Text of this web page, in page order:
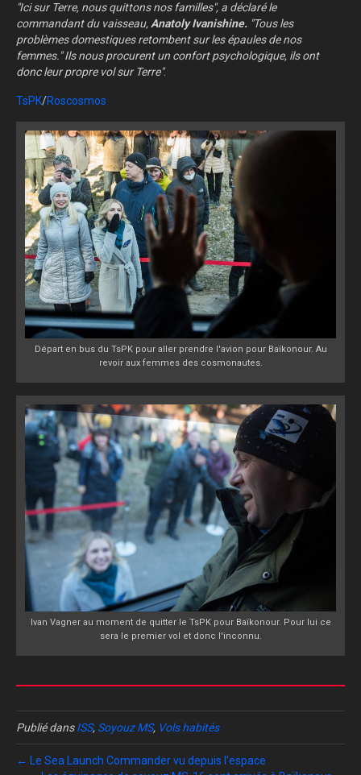
"Ici sur Terre, nous quittons nos familles", a déclaré le
commandant du vaisseau,Anatoly Ivanishine. "Tous les
problèmes domestiques retombent sur les épaules de nos
femmes." Ils nous procurent un confort psychologique, ils ont
donc leur propre vol sur Terre".
TsPK/Roscosmos
Départ en bus du TsPK pour aller prendre l'avion pour Baïkonour. Au
revoir aux femmes des cosmonautes.
Ivan Vagner au moment de quitter le TsPK pour Baïkonour. Pour lui ce
sera le premier vol et donc l'inconnu.
Publié dansISS, Soyouz MS, Vols habités
← Le Sea Launch Commander vu depuis l’espace